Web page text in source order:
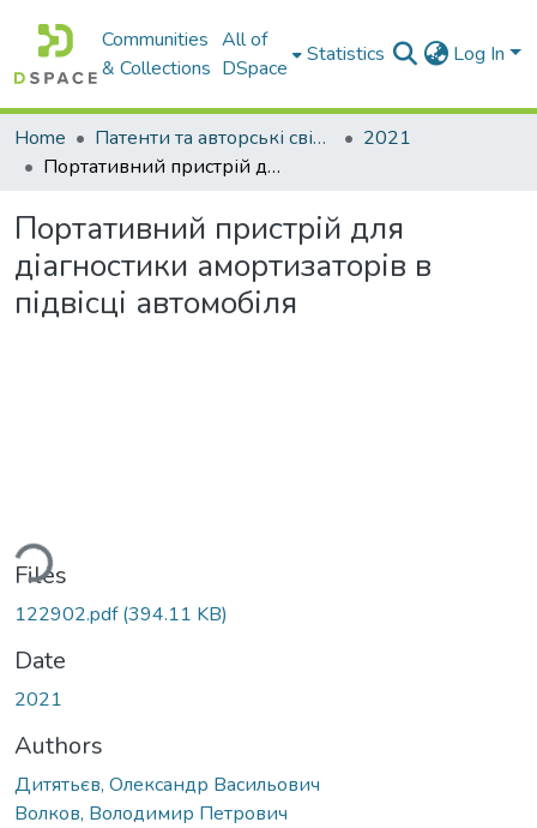
Communities
& Collections
All of
DSpace
Statistics Log In
Home Патенти та авторські свідоцтва
2021
Портативний пристрій для діагностики амортизаторів в підвісці автомобіля
Портативний пристрій для
діагностики амортизаторів в
підвісці автомобіля
Files
122902.pdf(394.11 KB)
Date
2021
Authors
Дитятьєв, Олександр Васильович
Волков, Володимир Петрович